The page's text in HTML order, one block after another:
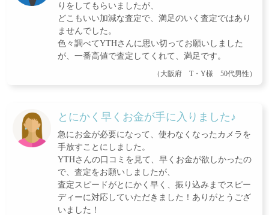
りをしてもらいましたが、
どこもいい加減な査定で、満足のいく査定ではあり
ませんでした。
色々調べてYTHさんに思い切ってお願いしました
が、一番高値で査定してくれて、満足です。
（大阪府 T・Y様 50代男性）
とにかく早くお金が手に入りました♪
急にお金が必要になって、使わなくなったカメラを
手放すことにしました。
YTHさんの口コミを見て、早くお金が欲しかったの
で、査定をお願いしましたが、
査定スピードがとにかく早く、振り込みまでスピー
ディーに対応していただきました！ありがとうござ
いました！